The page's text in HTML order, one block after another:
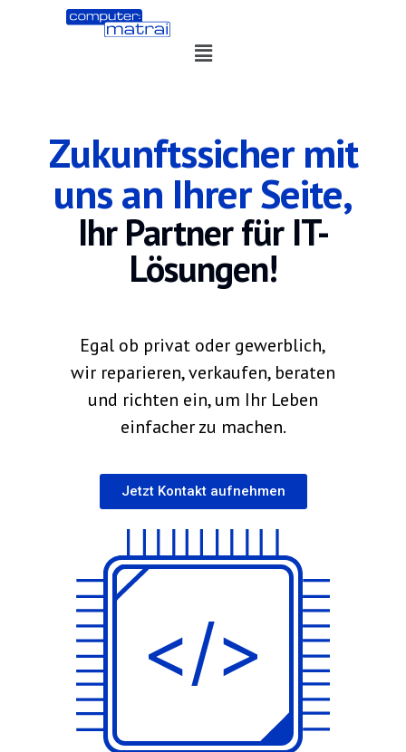
Zukunftssicher mit
uns an Ihrer Seite,
Ihr Partner für IT-
Lösungen!
Egal ob privat oder gewerblich,
wir reparieren, verkaufen, beraten
und richten ein, um Ihr Leben
einfacher zu machen.
Jetzt Kontakt aufnehmen